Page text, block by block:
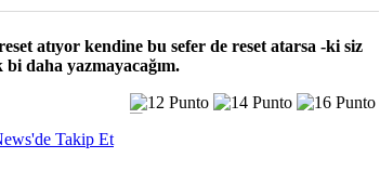
atıyor kendine bu sefer de reset atarsa -ki siz
daha yazmayacağım.